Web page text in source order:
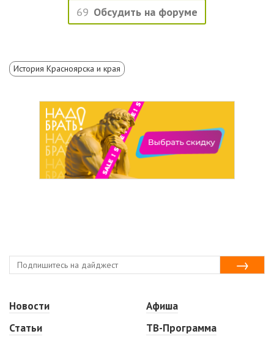
69 Обсудить на форуме
История Красноярска и края
Новости
Статьи
Афиша
ТВ-Программа